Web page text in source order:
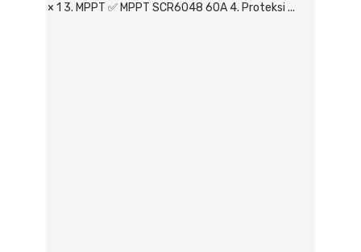
× 1 3. MPPT ✅ MPPT SCR6048 60A 4. Proteksi ...